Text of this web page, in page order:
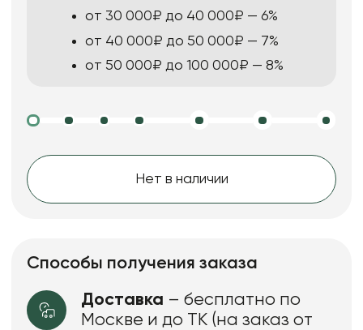
от 30 000₽ до 40 000₽ — 6%
от 40 000₽ до 50 000₽ — 7%
от 50 000₽ до 100 000₽ — 8%
Нет в наличии
Способы получения заказа
Доставка – бесплатно по
Москве и до ТК (на заказ от